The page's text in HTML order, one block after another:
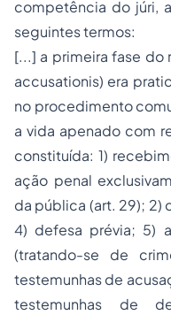
competência do júri,
seguintes termos:
[...] a primeira fase do
accusationis) era
no procedimento
a vida apenado com
constituída: 1)
ação penal
da pública (art. 29); 2)
4) defesa prévia; 5)
(tratando-se de
testemunhas de
testemunhas de